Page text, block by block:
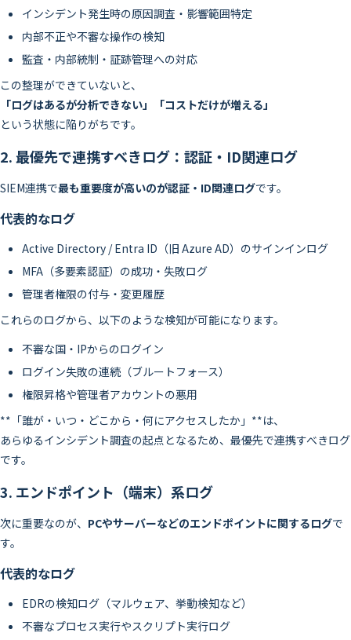
インシデント発生時の原因調査・影響範囲特定
内部不正や不審な操作の検知
監査・内部統制・証跡管理への対応
この整理ができていないと、
「ログはあるが分析できない」「コストだけが増える」
という状態に陥りがちです。
2. 最優先で連携すべきログ：認証・ID関連ログ
SIEM連携で最も重要度が高いのが認証・ID関連ログです。
代表的なログ
Active Directory / Entra ID（旧 Azure AD）のサインインログ
MFA（多要素認証）の成功・失敗ログ
管理者権限の付与・変更履歴
これらのログから、以下のような検知が可能になります。
不審な国・IPからのログイン
ログイン失敗の連続（ブルートフォース）
権限昇格や管理者アカウントの悪用
**「誰が・いつ・どこから・何にアクセスしたか」**は、
あらゆるインシデント調査の起点となるため、最優先で連携すべきログ
です。
3. エンドポイント（端末）系ログ
次に重要なのが、 PCやサーバーなどのエンドポイントに関するログで
す。
代表的なログ
EDRの検知ログ（マルウェア、挙動検知など）
不審なプロセス実行やスクリプト実行ログ